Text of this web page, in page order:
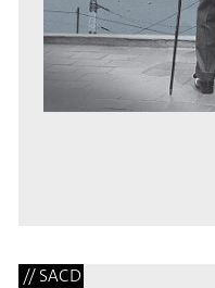
// SACD